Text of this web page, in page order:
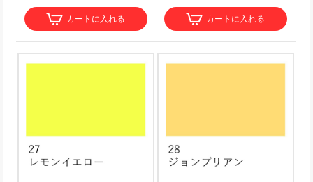
カートに入れる カートに入れる